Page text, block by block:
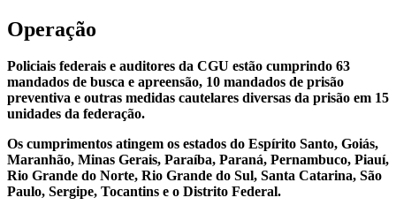
Operação
Policiais federais e auditores da CGU estão cumprindo 63
mandados de busca e apreensão, 10 mandados de prisão
preventiva e outras medidas cautelares diversas da prisão em 15
unidades da federação.
Os cumprimentos atingem os estados do Espírito Santo, Goiás,
Maranhão, Minas Gerais, Paraíba, Paraná, Pernambuco, Piauí,
Rio Grande do Norte, Rio Grande do Sul, Santa Catarina, São
Paulo, Sergipe, Tocantins e o Distrito Federal.